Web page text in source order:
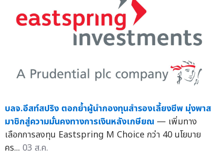
บลจ.อีสท์สปริง ตอกย้ำผู้นำกองทุนสำรองเลี้ยงชีพ มุ่งพาส
มาชิกสู่ความมั่นคงทางการเงินหลังเกษียณ — เพิ่มทาง
เลือกการลงทุน Eastspring M Choice กว่า 40 นโยบาย
คร... 03 ส.ค.